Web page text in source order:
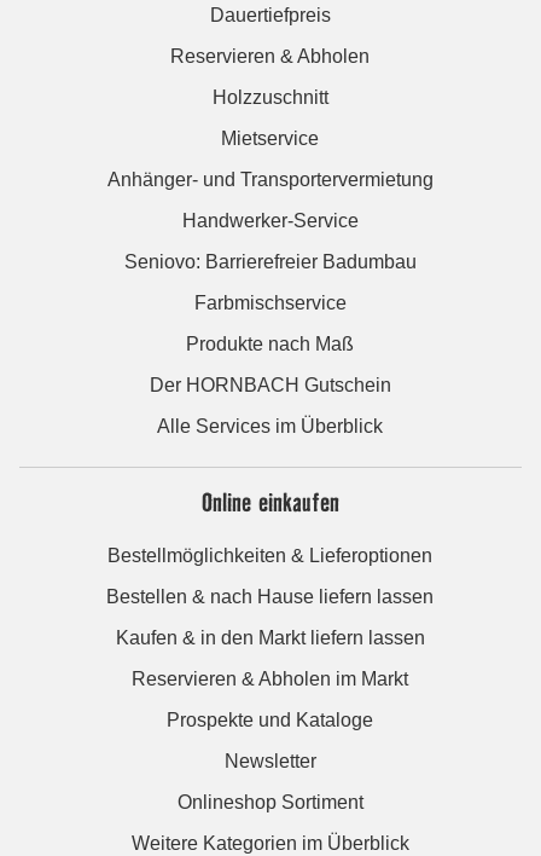
Dauertiefpreis
Reservieren & Abholen
Holzzuschnitt
Mietservice
Anhänger- und Transportervermietung
Handwerker-Service
Seniovo: Barrierefreier Badumbau
Farbmischservice
Produkte nach Maß
Der HORNBACH Gutschein
Alle Services im Überblick
Online einkaufen
Bestellmöglichkeiten & Lieferoptionen
Bestellen & nach Hause liefern lassen
Kaufen & in den Markt liefern lassen
Reservieren & Abholen im Markt
Prospekte und Kataloge
Newsletter
Onlineshop Sortiment
Weitere Kategorien im Überblick